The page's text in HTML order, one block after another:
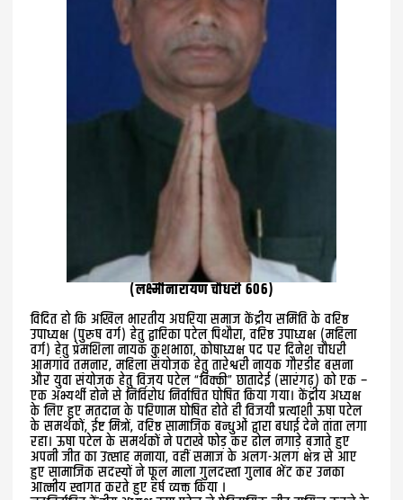
(लक्ष्मीनारायण चौधरी 606)
विदित हो कि अखिल भारतीय अघरिया समाज केंद्रीय समिति के वरिष्ठ
उपाध्यक्ष (पुरुष वर्ग) हेतु द्वारिका पटेल पिथौरा, वरिष्ठ उपाध्यक्ष (महिला
वर्ग) हेतु प्रेमशिला नायक कुशभाठा, कोषाध्यक्ष पद पर दिनेश चौधरी
आमगांव तमनार, महिला संयोजक हेतु तारेश्वरी नायक गौरडीह बसना
और युवा संयोजक हेतु विजय पटेल “विक्की” छातादेई (सारंगढ़) को एक –
एक अभ्यर्थी होने से निर्विरोध निर्वाचित घोषित किया गया। केंद्रीय अध्यक्ष
के लिए हुए मतदान के परिणाम घोषित होते ही विजयी प्रत्याशी ऊषा पटेल
के समर्थकों, ईष्ट मित्रों, वरिष्ठ सामाजिक बन्धुओं द्वारा बधाई देने तांता लगा
रहा। ऊषा पटेल के समर्थकों ने पटाखे फोड़ कर ढोल नगाड़े बजाते हुए
अपनी जीत का उत्साह मनाया, वहीं समाज के अलग-अलग क्षेत्र से आए
हुए सामाजिक सदस्यों ने फूल माला गुलदस्ता गुलाब भेंट कर उनका
आत्मीय स्वागत करते हुए हर्ष व्यक्त किया ।